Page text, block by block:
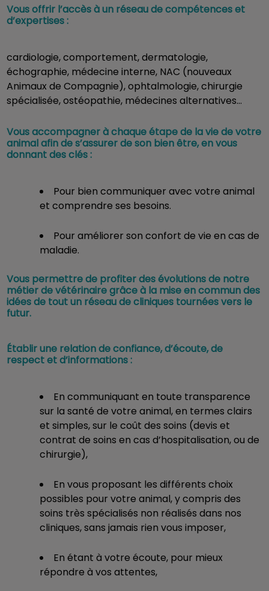
Vous offrir l’accès à un réseau de compétences et
d’expertises :
cardiologie, comportement, dermatologie,
échographie, médecine interne, NAC (nouveaux
Animaux de Compagnie), ophtalmologie, chirurgie
spécialisée, ostéopathie, médecines alternatives…
Vous accompagner à chaque étape de la vie de votre
animal afin de s’assurer de son bien être, en vous
donnant des clés :
Pour bien communiquer avec votre animal
et comprendre ses besoins.
Pour améliorer son confort de vie en cas de
maladie.
Vous permettre de profiter des évolutions de notre
métier de vétérinaire grâce à la mise en commun des
idées de tout un réseau de cliniques tournées vers le
futur.
Établir une relation de confiance, d’écoute, de
respect et d’informations :
En communiquant en toute transparence
sur la santé de votre animal, en termes clairs
et simples, sur le coût des soins (devis et
contrat de soins en cas d’hospitalisation, ou de
chirurgie),
En vous proposant les différents choix
possibles pour votre animal, y compris des
soins très spécialisés non réalisés dans nos
cliniques, sans jamais rien vous imposer,
En étant à votre écoute, pour mieux
répondre à vos attentes,